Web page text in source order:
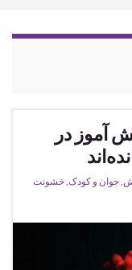
آموز در
جوان و کودک خشونت